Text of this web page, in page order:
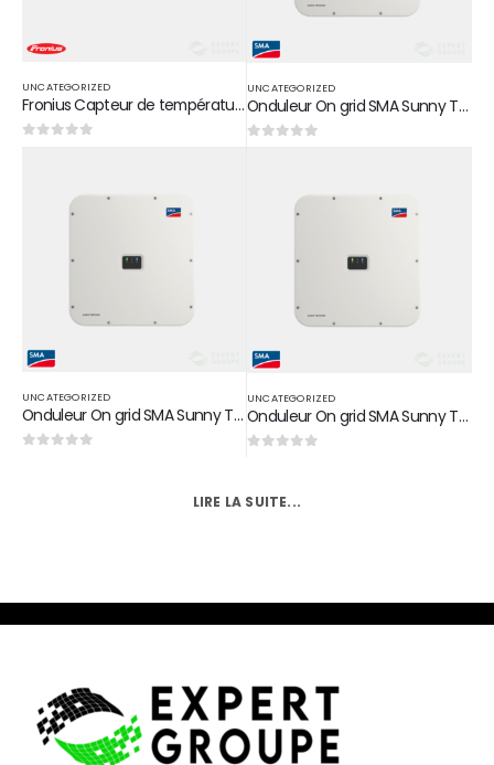
UNCATEGORIZED
Fronius Capteur de température ambiante
UNCATEGORIZED
Onduleur On grid SMA Sunny Tripower X 12 KW
UNCATEGORIZED
Onduleur On grid SMA Sunny Tripower X 15 KW
UNCATEGORIZED
Onduleur On grid SMA Sunny Tripower X 20 KW
LIRE LA SUITE...